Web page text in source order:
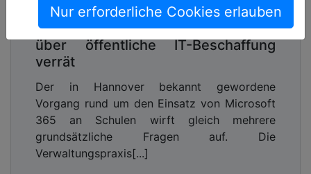
Nur erforderliche Cookies erlauben
Lizenz zum Stillstand: Was der
Hannoveraner Datenschutz-Patzer
über öffentliche IT-Beschaffung
verrät
Der in Hannover bekannt gewordene
Vorgang rund um den Einsatz von Microsoft
365 an Schulen wirft gleich mehrere
grundsätzliche Fragen auf. Die
Verwaltungspraxis[...]